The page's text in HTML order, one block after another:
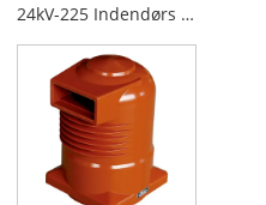
24kV-225 Indendørs koblingsudstyr Epoxyharpiks kontaktboks